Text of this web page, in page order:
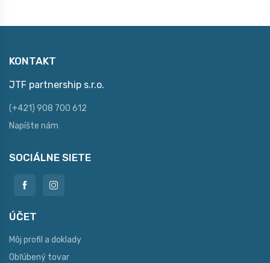
KONTAKT
JTF partnership s.r.o.
(+421) 908 700 612
Napíšte nám
SOCIÁLNE SIETE
ÚČET
Môj profil a doklady
Obľúbený tovar